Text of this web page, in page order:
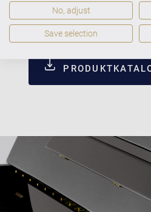
No, adjust
Save selection